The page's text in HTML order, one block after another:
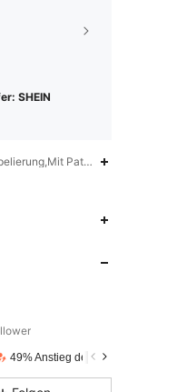
SHEIN
Patches ,Anpassend
49% Anstieg der Follower